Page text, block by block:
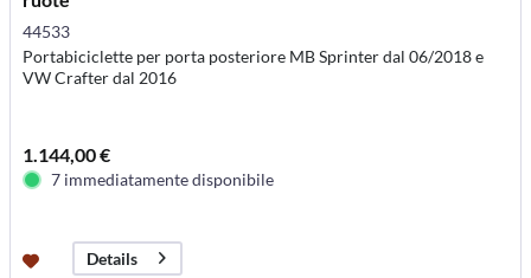
44533
Portabiciclette per porta posteriore MB Sprinter dal 06/2018 e
VW Crafter dal 2016
1.144,00 €
7 immediatamente disponibile
Details